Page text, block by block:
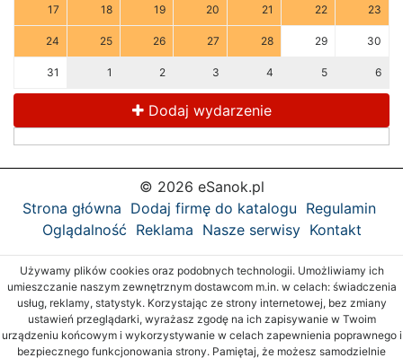
17 18 19 20 21 22 23
24 25 26 27 28 29 30
31 1 2 3 4 5 6
Dodaj wydarzenie
© 2026 eSanok.pl
Strona główna Dodaj firmę do katalogu Regulamin
Oglądalność Reklama Nasze serwisy Kontakt
Używamy plików cookies oraz podobnych technologii. Umożliwiamy ich
umieszczanie naszym zewnętrznym dostawcom m.in. w celach: świadczenia
usług, reklamy, statystyk. Korzystając ze strony internetowej, bez zmiany
ustawień przeglądarki, wyrażasz zgodę na ich zapisywanie w Twoim
urządzeniu końcowym i wykorzystywanie w celach zapewnienia poprawnego i
bezpiecznego funkcjonowania strony. Pamiętaj, że możesz samodzielnie